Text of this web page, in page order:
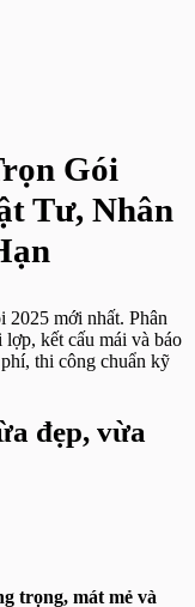
Gói
Tư, Nhân
2025 mới nhất. Phân
kết cấu mái và báo
thi công chuẩn kỹ
đẹp, vừa
trọng, mát mẻ và